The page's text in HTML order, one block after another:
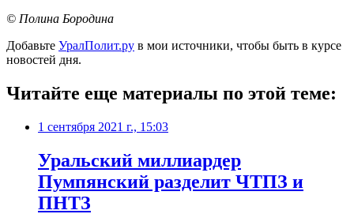
© Полина Бородина
Добавьте УралПолит.ру в мои источники, чтобы быть в курсе
новостей дня.
Читайте еще материалы по этой теме:
1 сентября 2021 г., 15:03
​Уральский миллиардер
Пумпянский разделит ЧТПЗ и
ПНТЗ